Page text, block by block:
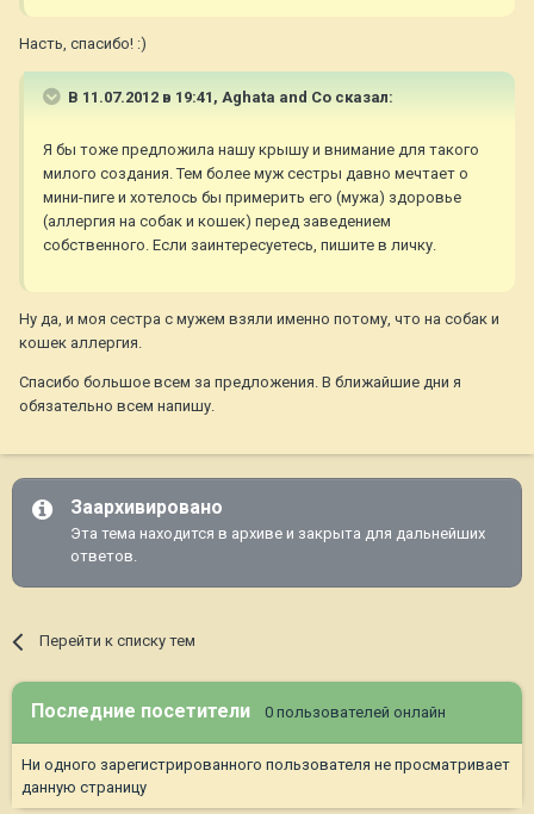
Насть, спасибо! :)
В 11.07.2012 в 19:41, Aghata and Co сказал:
Я бы тоже предложила нашу крышу и внимание для такого
милого создания. Тем более муж сестры давно мечтает о
мини-пиге и хотелось бы примерить его (мужа) здоровье
(аллергия на собак и кошек) перед заведением
собственного. Если заинтересуетесь, пишите в личку.
Ну да, и моя сестра с мужем взяли именно потому, что на собак и
кошек аллергия.
Спасибо большое всем за предложения. В ближайшие дни я
обязательно всем напишу.
Заархивировано
Эта тема находится в архиве и закрыта для дальнейших
ответов.
Перейти к списку тем
Последние посетители 0 пользователей онлайн
Ни одного зарегистрированного пользователя не просматривает
данную страницу